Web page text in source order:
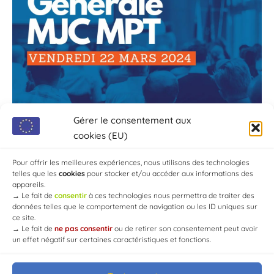
Gérer le consentement aux
cookies (EU)
Pour offrir les meilleures expériences, nous utilisons des technologies
telles que les cookies pour stocker et/ou accéder aux informations des
appareils.
→ Le fait de consentir à ces technologies nous permettra de traiter des
données telles que le comportement de navigation ou les ID uniques sur
ce site.
→ Le fait de ne pas consentir ou de retirer son consentement peut avoir
un effet négatif sur certaines caractéristiques et fonctions.